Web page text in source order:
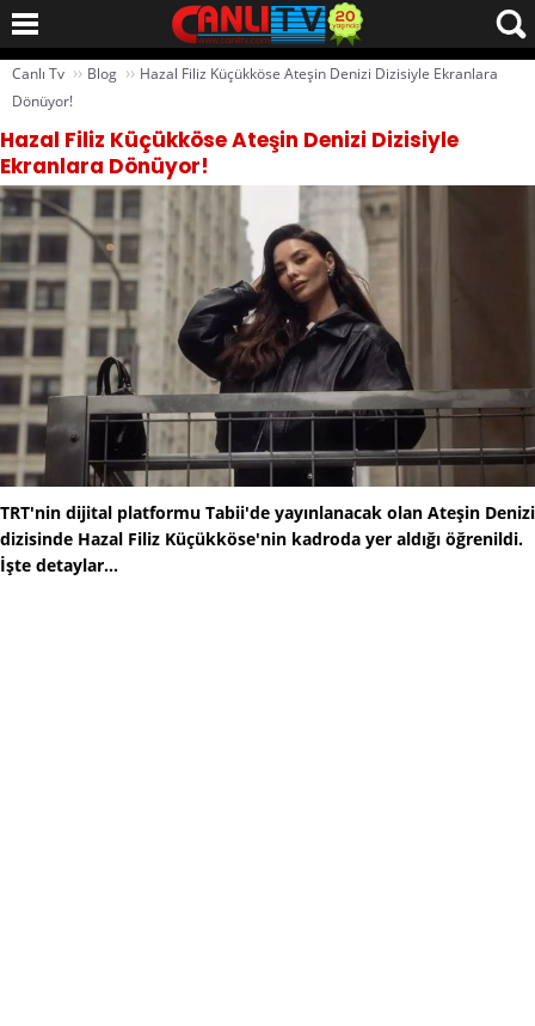
Canlı Tv ›› Blog ›› Hazal Filiz Küçükköse Ateşin Denizi Dizisiyle Ekranlara
Dönüyor!
Hazal Filiz Küçükköse Ateşin Denizi Dizisiyle
Ekranlara Dönüyor!
TRT'nin dijital platformu Tabii'de yayınlanacak olan Ateşin Denizi
dizisinde Hazal Filiz Küçükköse'nin kadroda yer aldığı öğrenildi.
İşte detaylar...